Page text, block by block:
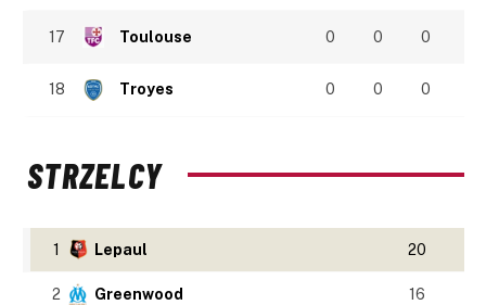
17 Toulouse 0 0 0
18 Troyes 0 0 0
STRZELCY
1 Lepaul 20
2 Greenwood 16